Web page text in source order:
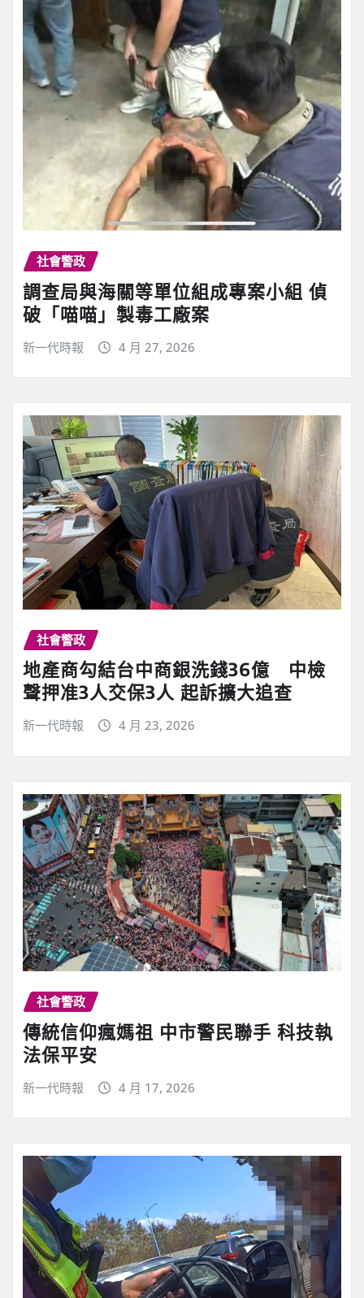
社會警政
調查局與海關等單位組成專案小組 偵
破「喵喵」製毒工廠案
新一代時報 4 月 27, 2026
社會警政
地產商勾結台中商銀洗錢36億 中檢
聲押准3人交保3人 起訴擴大追查
新一代時報 4 月 23, 2026
社會警政
傳統信仰瘋媽祖 中市警民聯手 科技執
法保平安
新一代時報 4 月 17, 2026